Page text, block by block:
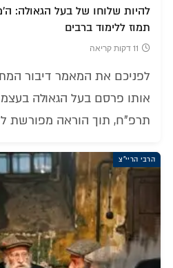
להיות שלוחו של בעל הגאולה:
תמוז ללימוד ברבים
11 דקות קריאה
לפניכם את המאמר דיבור
אותו פרסם בעל הגאולה
תרפ"ח, תוך הוראה מפורשת
הרבי הריי"צ